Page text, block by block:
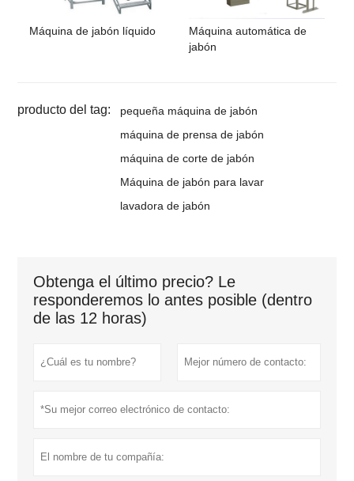
Máquina de jabón líquido
Máquina automática de
jabón
producto del tag:
pequeña máquina de jabón
máquina de prensa de jabón
máquina de corte de jabón
Máquina de jabón para lavar
lavadora de jabón
Obtenga el último precio? Le
responderemos lo antes posible (dentro
de las 12 horas)